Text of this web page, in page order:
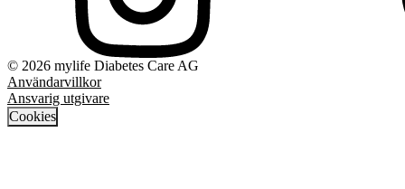
© 2026 mylife Diabetes Care AG
Användarvillkor
Ansvarig utgivare
Cookies